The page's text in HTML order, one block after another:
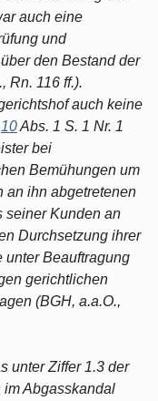
auch eine
und
den Bestand der
Rn. 116 ff.).
auch keine
10Abs. 1 S. 1 Nr. 1
bei
Bemühungen um
an ihn abgetretenen
seiner Kunden an
Durchsetzung ihrer
unter Beauftragung
gerichtlichen
(BGH, a.a.O.,
unter Ziffer 1.3 der
Abgasskandal